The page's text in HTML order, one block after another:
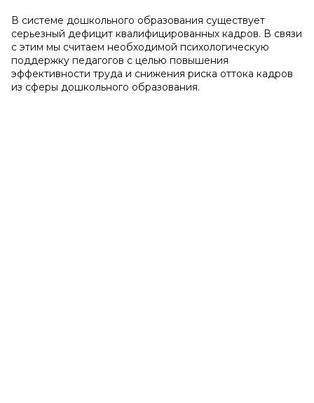
В системе дошкольного образования существует
серьезный дефицит квалифицированных кадров. В связи
с этим мы считаем необходимой психологическую
поддержку педагогов с целью повышения
эффективности труда и снижения риска оттока кадров
из сферы дошкольного образования.